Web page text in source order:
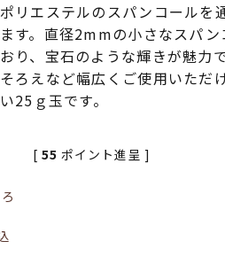
リエステルのスパンコールを
す。直径2mmの小さなスパン
り、宝石のような輝きが魅力
ろえなど幅広くご使用いただけ
25ｇ玉です。
[ 55 ポイント進呈 ]